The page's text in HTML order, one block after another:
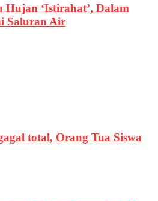
Hujan ‘Istirahat’, Dalam
Saluran Air
total, Orang Tua Siswa